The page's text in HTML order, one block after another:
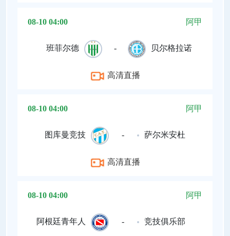
08-10 04:00 阿甲
班菲尔德 - 贝尔格拉诺
高清直播
08-10 04:00 阿甲
图库曼竞技 - 萨尔米安杜
高清直播
08-10 04:00 阿甲
阿根廷青年人 - 竞技俱乐部